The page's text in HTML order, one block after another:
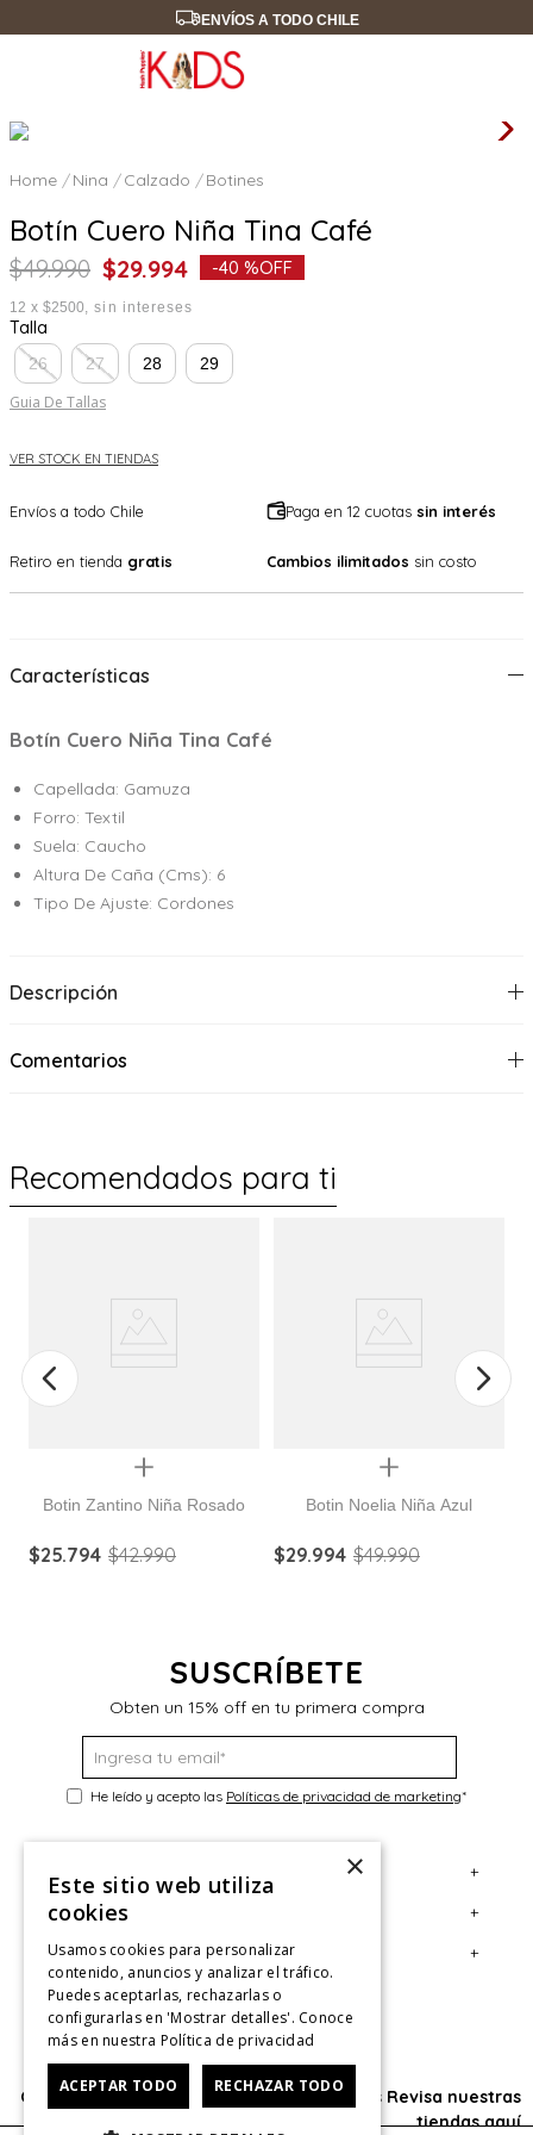
ENVÍOS A TODO CHILE
Nina Calzado Botines
Botín Cuero Niña Tina Café
$49.990 $29.994 -40 %OFF
12 x $2500 sin intereses
Talla
26 27 28 29
Guia De Tallas
VER STOCK EN TIENDAS
Envíos a todo Chile Paga en 12 cuotas sin interés
Retiro en tienda gratis Cambios ilimitados sin costo
Características
Botín Cuero Niña Tina Café
Capellada: Gamuza
Forro: Textil
Suela: Caucho
Altura De Caña (Cms): 6
Tipo De Ajuste: Cordones
Descripción
Comentarios
Recomendados para ti
Quickview
Botin Zantino Niña Rosado
$25.794 $42.990
Quickview
Botin Noelia Niña Azul
$29.994 $49.990
SUSCRÍBETE
Obten un 15% off en tu primera compra
He leído y acepto las Políticas de privacidad de marketing*
Servicio al Consumidor +
Centro de Ayuda
Contáctanos
Giftcard
Retiro en tienda
Tiendas
Legal +
Términos y Condiciones
Políticas de Despacho
Cambios, Retracto y Garantía
Políticas de Privacidad
Cuenta +
Mi Cuenta
Sigue tu compra
Historial de Compras
Oficina: Av. Las Condes #11281 - Las Condes Revisa nuestras
tiendasaquí
×
Este sitio web utiliza
cookies
Usamos cookies para personalizar
contenido, anuncios y analizar el tráfico.
Puedes aceptarlas, rechazarlas o
configurarlas en 'Mostrar detalles'. Conoce
más en nuestra Política de privacidad
ACEPTAR TODO RECHAZAR TODO